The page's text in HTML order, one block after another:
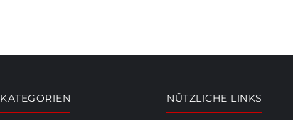
KATEGORIEN NÜTZLICHE LINKS